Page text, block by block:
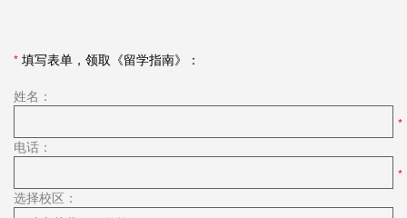
* 填写表单，领取《留学指南》：
姓名：
电话：
选择校区：